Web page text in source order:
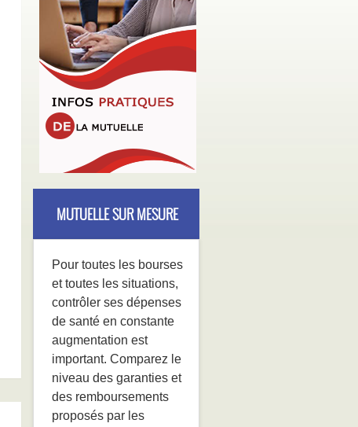
MUTUELLE SUR MESURE
Pour toutes les bourses
et toutes les situations,
contrôler ses dépenses
de santé en constante
augmentation est
important. Comparez le
niveau des garanties et
des remboursements
proposés par les